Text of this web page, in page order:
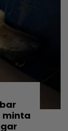
minta